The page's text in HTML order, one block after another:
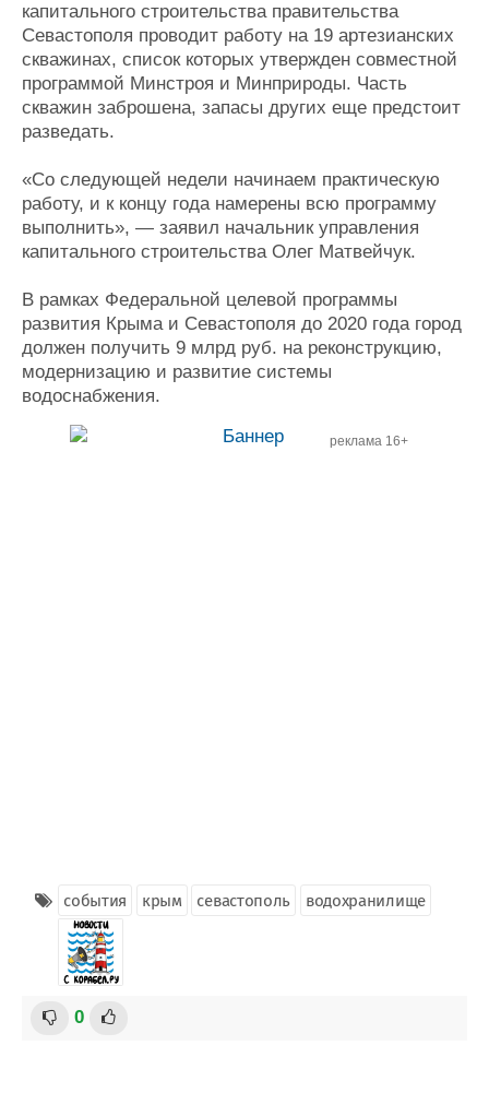
капитального строительства правительства
Севастополя проводит работу на 19 артезианских
скважинах, список которых утвержден совместной
программой Минстроя и Минприроды. Часть
скважин заброшена, запасы других еще предстоит
разведать.
«Со следующей недели начинаем практическую
работу, и к концу года намерены всю программу
выполнить», — заявил начальник управления
капитального строительства Олег Матвейчук.
В рамках Федеральной целевой программы
развития Крыма и Севастополя до 2020 года город
должен получить 9 млрд руб. на реконструкцию,
модернизацию и развитие системы
водоснабжения.
реклама 16+
события крым севастополь водохранилище
0